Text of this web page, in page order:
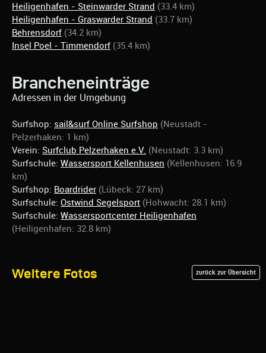
Heiligenhafen - Steinwarder Strand (33.4 km)
Heiligenhafen - Graswarder Strand (33.7 km)
Behrensdorf (34.2 km)
Insel Poel - Timmendorf (35.4 km)
Brancheneinträge
Adressen in der Umgebung
Surfshop: sail&surf Online Surfshop (Neustadt -
Pelzerhaken: 1 km)
Verein: Surfclub Pelzerhaken e.V. (Neustadt: 3.3 km)
Surfschule: Wassersport Kellenhusen (Kellenhusen: 16.9
km)
Surfshop: Boardrider (Lübeck: 27 km)
Surfschule: Ostwind Segelsport (Hohwacht: 28.1 km)
Surfschule: Wassersportcenter Heiligenhafen
(Heiligenhafen: 32.8 km)
Weitere Fotos zurück zur Übersicht